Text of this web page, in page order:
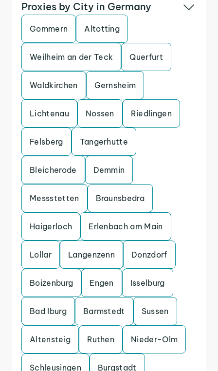
Proxies by City in Germany
Gommern Altotting
Weilheim an der Teck Querfurt
Waldkirchen Gernsheim
Lichtenau Nossen Riedlingen
Felsberg Tangerhutte
Bleicherode Demmin
Messstetten Braunsbedra
Haigerloch Erlenbach am Main
Lollar Langenzenn Donzdorf
Boizenburg Engen Isselburg
Bad Iburg Barmstedt Sussen
Altensteig Ruthen Nieder-Olm
Schleusingen Burgstadt